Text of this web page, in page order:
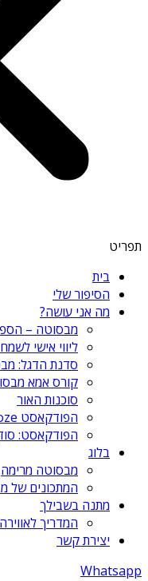
תפריט
בית
הסיפור שלי
מה אני עושה?
מבסוטה –
ליווי אישי
סדנת הדגל:
קורס אמא
סוכנות האור
הפודקאסט The Shmooze
הפודקאסט:
בלוג
מבסוטה מרימה
המתכונים של
מתנה בשבילך
המדריך
יצירת קשר
Whatsapp